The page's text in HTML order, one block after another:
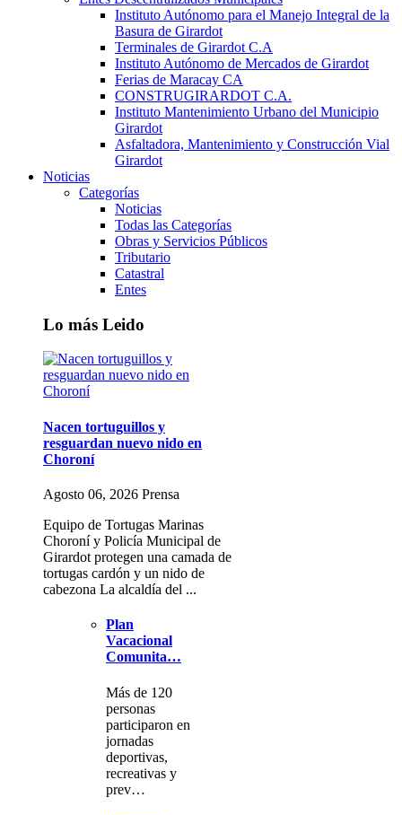
Instituto Autónomo para el Manejo Integral de la
Basura de Girardot
Terminales de Girardot C.A
Instituto Autónomo de Mercados de Girardot
Ferias de Maracay CA
CONSTRUGIRARDOT C.A.
Instituto Mantenimiento Urbano del Municipio
Girardot
Asfaltadora, Mantenimiento y Construcción Vial
Girardot
Noticias
Categorías
Noticias
Todas las Categorías
Obras y Servicios Públicos
Tributario
Catastral
Entes
Lo más Leido
Nacen tortuguillos y
resguardan nuevo nido en
Choroní
Agosto 06, 2026 Prensa
Equipo de Tortugas Marinas
Choroní y Policía Municipal de
Girardot protegen una camada de
tortugas cardón y un nido de
cabezona La alcaldía del ...
Plan
Vacacional
Comunita…
Más de 120
personas
participaron en
jornadas
deportivas,
recreativas y
prev…